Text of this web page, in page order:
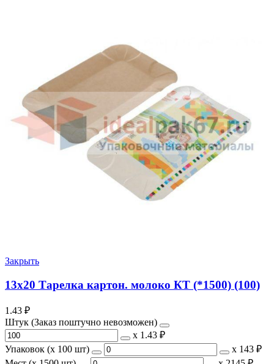
Закрыть
13х20 Тарелка картон. молоко КТ (*1500) (100)
1.43 ₽
Штук (Заказ поштучно невозможен)
х 1.43 ₽
Упаковок (x 100 шт)
х 143 ₽